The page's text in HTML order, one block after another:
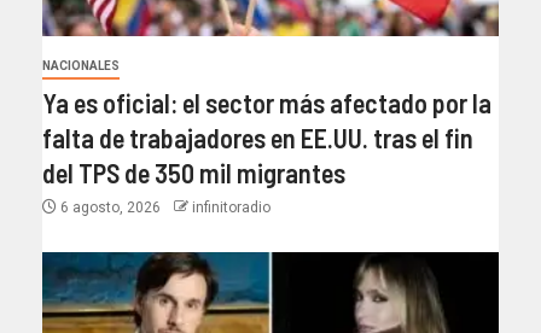
NACIONALES
Ya es oficial: el sector más afectado por la
falta de trabajadores en EE.UU. tras el fin
del TPS de 350 mil migrantes
6 agosto, 2026 infinitoradio